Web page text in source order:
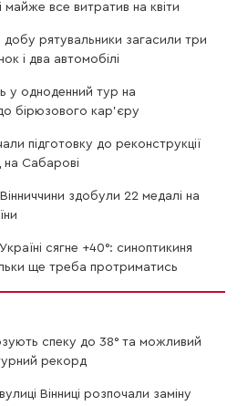
майже все витратив на квіти
добу рятувальники загасили три
і два автомобілі
у одноденний тур на
бірюзового кар’єру
підготовку до реконструкції
на Сабарові
здобули 22 медалі на
сягне +40°: синоптикиня
ще треба протриматись
спеку до 38° та можливий
рекорд
Вінниці розпочали заміну